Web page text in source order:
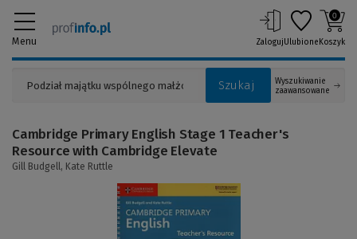
Menu
Szukaj
Wyszukiwanie
zaawansowane
ZalogujUlubione
0
Koszyk
Cambridge Primary English Stage 1 Teacher's
Resource with Cambridge Elevate
Gill Budgell, Kate Ruttle